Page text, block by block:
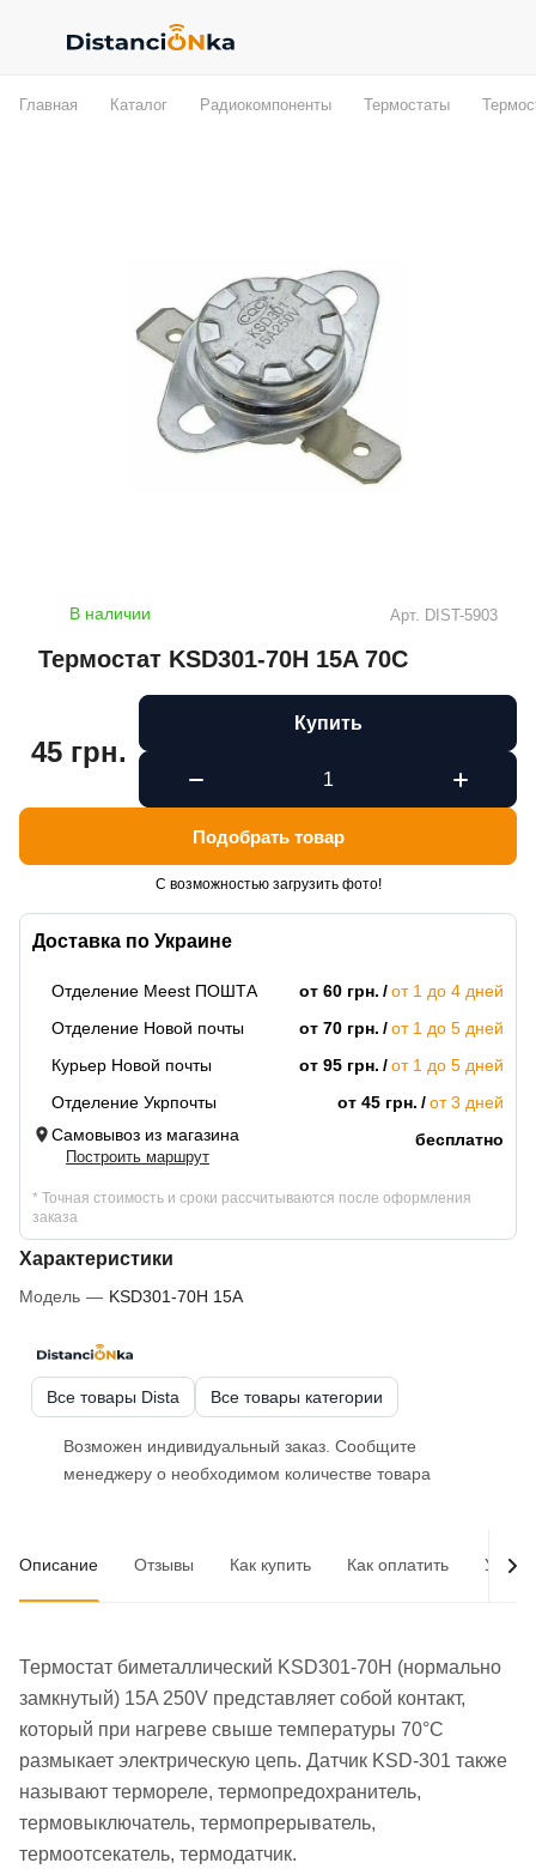
Главная Каталог Радиокомпоненты Термостаты
В наличии Арт. DIST-5903
Термостат KSD301-70H 15A 70C
Доставка по Украине
Отделение Meest ПОШТА от 60 грн.
от 1 до 4 дней
Отделение Новой почты
от 70 грн.
от 1 до 5 дней
Курьер Новой почты
от 95 грн.
от 1 до 5 дней
Отделение Укрпочты
от 45 грн.
от 3 дней
Самовывоз из магазина
Построить маршрут
бесплатно
* Точная стоимость и сроки рассчитываются после оформления
заказа
Характеристики
Модель — KSD301-70H 15A
45 грн.
Купить
Подобрать товар
С возможностью загрузить фото!
Все товары Dista Все товары категории
Возможен индивидуальный заказ. Сообщите
менеджеру о необходимом количестве товара
Описание Отзывы Как купить Как оплатить
Термостат биметаллический KSD301-70H (нормально
замкнутый) 15A 250V представляет собой контакт,
который при нагреве свыше температуры 70°С
размыкает электрическую цепь. Датчик KSD-301 также
называют термореле, термопредохранитель,
термовыключатель, термопрерыватель,
термоотсекатель, термодатчик.